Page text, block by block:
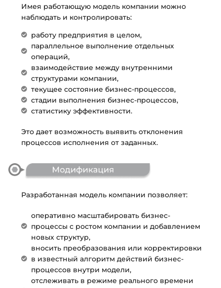
Имея работающую модель компании можно
наблюдать и контролировать:
работу предприятия в целом,
параллельное выполнение отдельных
операций,
взаимодействие между внутренними
структурами компании,
текущее состояние бизнес-процессов,
стадии выполнения бизнес-процессов,
статистику эффективности.
Это дает возможность выявить отклонения
процессов исполнения от заданных.
Разработанная модель компании позволяет:
оперативно масштабировать бизнес-
процессы с ростом компании и добавлением
новых структур,
вносить преобразования или корректировки
в известный алгоритм действий бизнес-
процессов внутри модели,
отслеживать в режиме реального времени